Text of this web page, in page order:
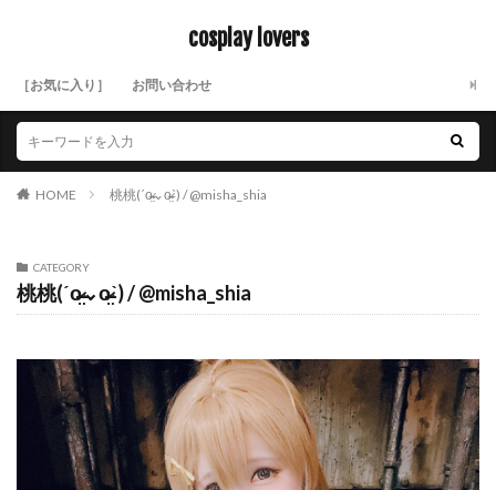
cosplay lovers
［お気に入り］ お問い合わせ
HOME 桃桃(ˊo̴̶̷̤⌄o̴̶̷̤ˋ) / @misha_shia
CATEGORY
桃桃(ˊo̴̶̷̤⌄o̴̶̷̤ˋ) / @misha_shia